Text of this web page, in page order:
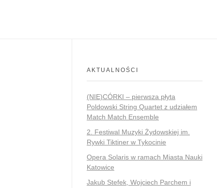
AKTUALNOŚCI
(NIE)CÓRKI – pierwsza płyta
Poldowski String Quartet z udziałem
Match Match Ensemble
2. Festiwal Muzyki Żydowskiej im.
Rywki Tiktiner w Tykocinie
Opera Solaris w ramach Miasta Nauki
Katowice
Jakub Stefek, Wojciech Parchem i